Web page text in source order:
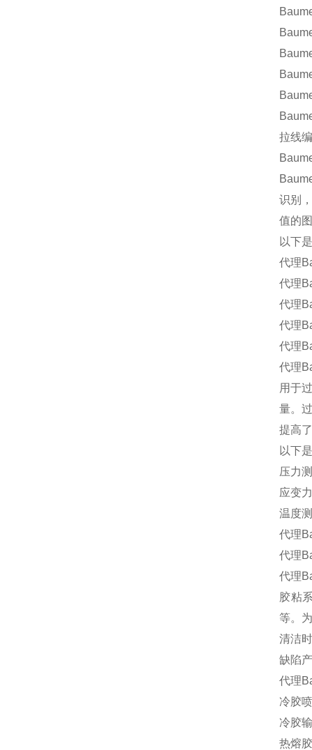
拉线
识别
值的
以下
代理
代理
代理
代理
代理
代理
用于
量。
提高
以下
压力
应变力
温度
代理
代理
代理
胶粘
等。
清洁
缺陷
代理
冷胶
冷胶
热熔